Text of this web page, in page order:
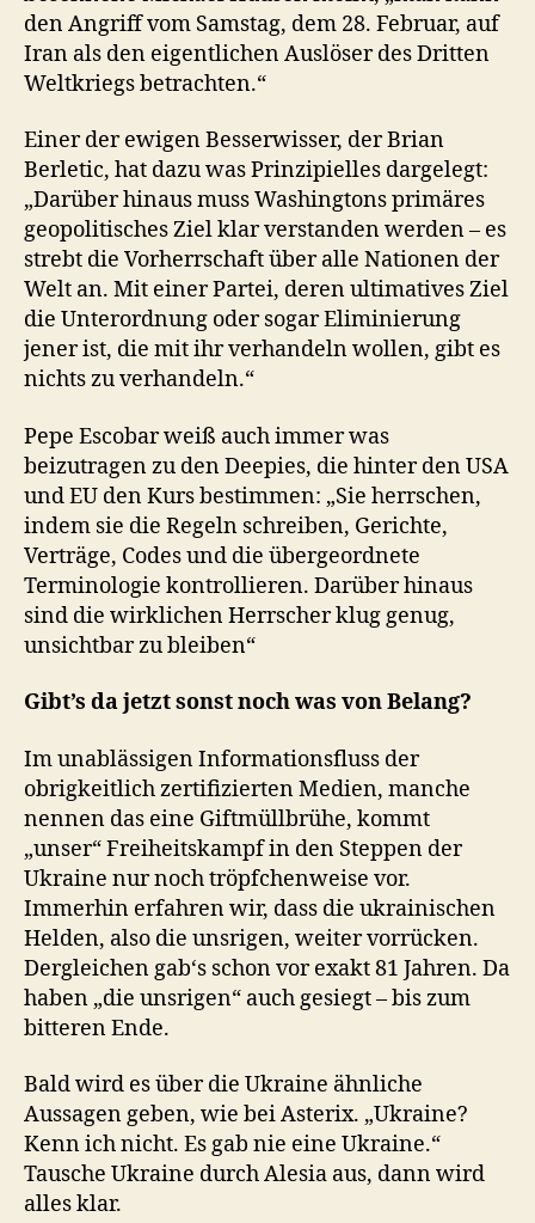
den Angriff vom Samstag, dem 28. Februar, auf
Iran als den eigentlichen Auslöser des Dritten
Weltkriegs betrachten.“
Einer der ewigen Besserwisser, der Brian
Berletic, hat dazu was Prinzipielles dargelegt:
„Darüber hinaus muss Washingtons primäres
geopolitisches Ziel klar verstanden werden – es
strebt die Vorherrschaft über alle Nationen der
Welt an. Mit einer Partei, deren ultimatives Ziel
die Unterordnung oder sogar Eliminierung
jener ist, die mit ihr verhandeln wollen, gibt es
nichts zu verhandeln.“
Pepe Escobar weiß auch immer was
beizutragen zu den Deepies, die hinter den USA
und EU den Kurs bestimmen: „Sie herrschen,
indem sie die Regeln schreiben, Gerichte,
Verträge, Codes und die übergeordnete
Terminologie kontrollieren. Darüber hinaus
sind die wirklichen Herrscher klug genug,
unsichtbar zu bleiben“
Gibt’s da jetzt sonst noch was von Belang?
Im unablässigen Informationsfluss der
obrigkeitlich zertifizierten Medien, manche
nennen das eine Giftmüllbrühe, kommt
„unser“ Freiheitskampf in den Steppen der
Ukraine nur noch tröpfchenweise vor.
Immerhin erfahren wir, dass die ukrainischen
Helden, also die unsrigen, weiter vorrücken.
Dergleichen gab‘s schon vor exakt 81 Jahren. Da
haben „die unsrigen“ auch gesiegt – bis zum
bitteren Ende.
Bald wird es über die Ukraine ähnliche
Aussagen geben, wie bei Asterix. „Ukraine?
Kenn ich nicht. Es gab nie eine Ukraine.“
Tausche Ukraine durch Alesia aus, dann wird
alles klar.